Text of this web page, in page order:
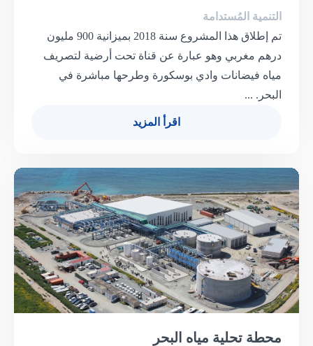
التنمية المُستدامة
تم إطلاق هذا المشروع سنة 2018 بميزانية 900 مليون
درهم مغربي وهو عبارة عن قناة تحت أرضية لتصريف
مياه فيضانات وادي بوسكورة وطرحها مباشرة في
البحر. ...
اقرأ المزيد
محطة تحلية مياه البحر